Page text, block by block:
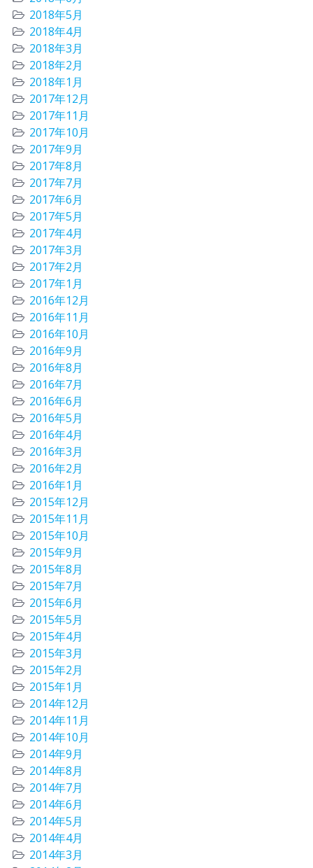
2018年5月
2018年4月
2018年3月
2018年2月
2018年1月
2017年12月
2017年11月
2017年10月
2017年9月
2017年8月
2017年7月
2017年6月
2017年5月
2017年4月
2017年3月
2017年2月
2017年1月
2016年12月
2016年11月
2016年10月
2016年9月
2016年8月
2016年7月
2016年6月
2016年5月
2016年4月
2016年3月
2016年2月
2016年1月
2015年12月
2015年11月
2015年10月
2015年9月
2015年8月
2015年7月
2015年6月
2015年5月
2015年4月
2015年3月
2015年2月
2015年1月
2014年12月
2014年11月
2014年10月
2014年9月
2014年8月
2014年7月
2014年6月
2014年5月
2014年4月
2014年3月